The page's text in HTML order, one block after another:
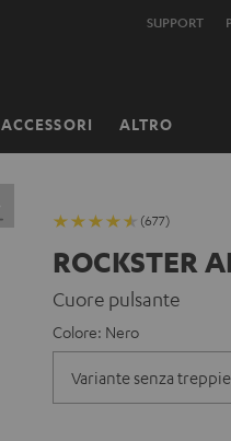
SUPPORT
ACCESSORI ALTRO
(677)
ROCKSTER
Cuore pulsante
Colore: Nero